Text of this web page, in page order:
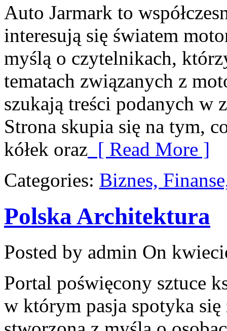
Auto Jarmark to
interesują się światem
myślą o czytelnikach,
tematach związanych z
szukają treści podanych w
Strona skupia się na tym,
kółek oraz [ Read More ]
Categories: Biznes,
Polska Architektura
Posted by admin On
Portal poświęcony sztuce
w którym pasja spotyka się